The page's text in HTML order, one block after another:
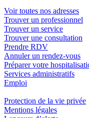
Voir toutes nos adresses
Trouver un professionnel
Trouver un service
Trouver une consultation
Prendre RDV
Annuler un rendez-vous
Préparer votre
Services administratifs
Emploi​
Protection de la vie privée
Mentions légales